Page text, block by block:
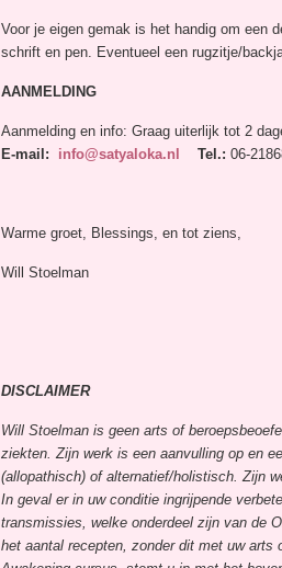
Voor je eigen gemak is het handig om een
schrift en pen. Eventueel een rugzitje/
AANMELDING
Aanmelding en info: Graag uiterlijk tot 2
E-mail: info@satyaloka.nl Tel.: 06-
Warme groet, Blessings, en tot ziens,
Will Stoelman
DISCLAIMER
Will Stoelman is geen arts of
ziekten. Zijn werk is een aanvulling op en
(allopathisch) of alternatief/holistisch. Zijn
In geval er in uw conditie ingrijpende
transmissies, welke onderdeel zijn van de
het aantal recepten, zonder dit met uw arts